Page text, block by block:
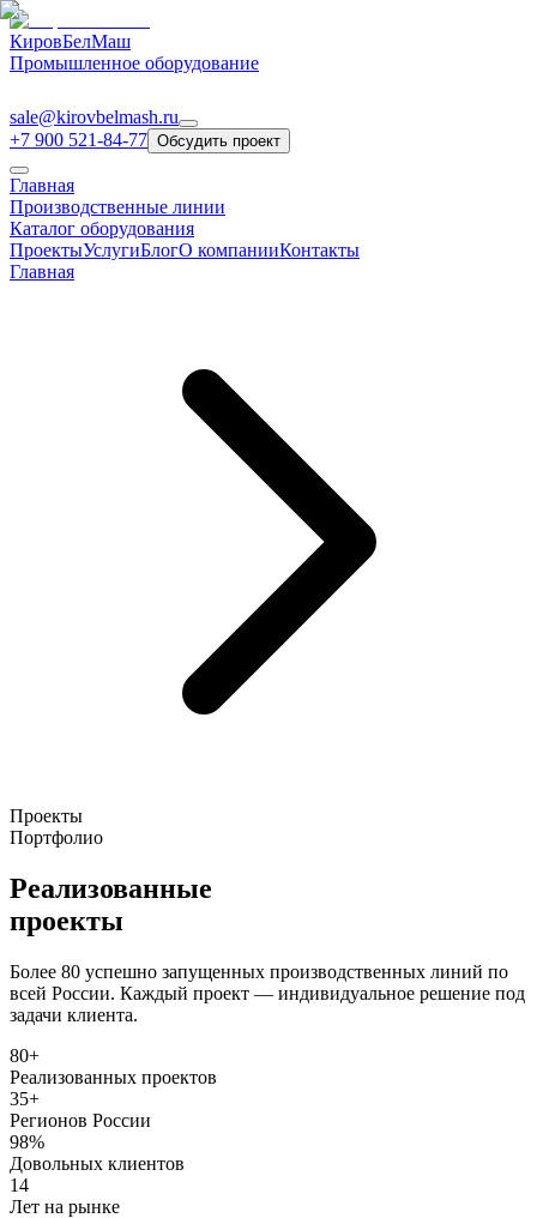
КировБелМаш
Промышленное оборудование
sale@kirovbelmash.ru
+7 900 521-84-77 Обсудить проект
Главная
Производственные линии
Каталог оборудования
ПроектыУслугиБлогО компанииКонтакты
Главная
Проекты
Портфолио
Реализованные
проекты
Более 80 успешно запущенных производственных линий по
всей России. Каждый проект — индивидуальное решение под
задачи клиента.
80+
Реализованных проектов
35+
Регионов России
98%
Довольных клиентов
14
Лет на рынке